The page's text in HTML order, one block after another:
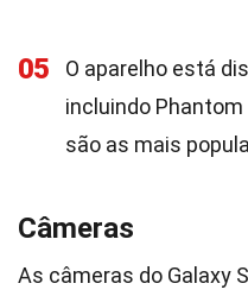
05
O aparelho está
incluindo Phantom
são as mais
Câmeras
As câmeras do Galaxy